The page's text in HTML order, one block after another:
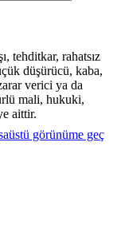
tehditkar, rahatsız
düşürücü, kaba,
verici ya da
mali, hukuki,
aittir.
görünüme geç